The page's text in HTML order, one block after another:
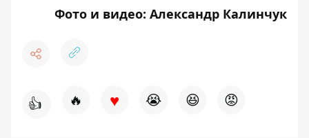
Фото и видео: Александр Калинчук
👍 🔥 ♥ 😭 😆 😡